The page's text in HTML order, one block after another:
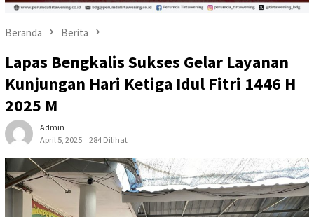
Beranda Berita
Lapas Bengkalis Sukses Gelar Layanan
Kunjungan Hari Ketiga Idul Fitri 1446 H
2025 M
Admin
April 5, 2025
284 Dilihat